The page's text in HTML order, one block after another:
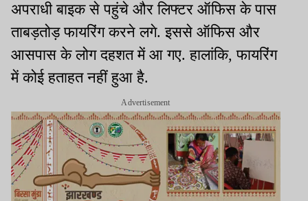
अपराधी बाइक से पहुंचे और लिफ्टर ऑफिस के पास
ताबड़तोड़ फायरिंग करने लगे. इससे ऑफिस और
आसपास के लोग दहशत में आ गए. हालांकि, फायरिंग
में कोई हताहत नहीं हुआ है.
Advertisement